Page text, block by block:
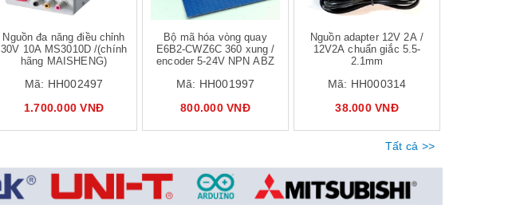
Nguồn đa năng điều chỉnh
30V 10A MS3010D /(chính
hãng MAISHENG)
Mã: HH002497
1.700.000 VNĐ
Bộ mã hóa vòng quay
E6B2-CWZ6C 360 xung /
encoder 5-24V NPN ABZ
Mã: HH001997
800.000 VNĐ
Nguồn adapter 12V 2A /
12V2A chuẩn giắc 5.5-
2.1mm
Mã: HH000314
38.000 VNĐ
Tất cả >>